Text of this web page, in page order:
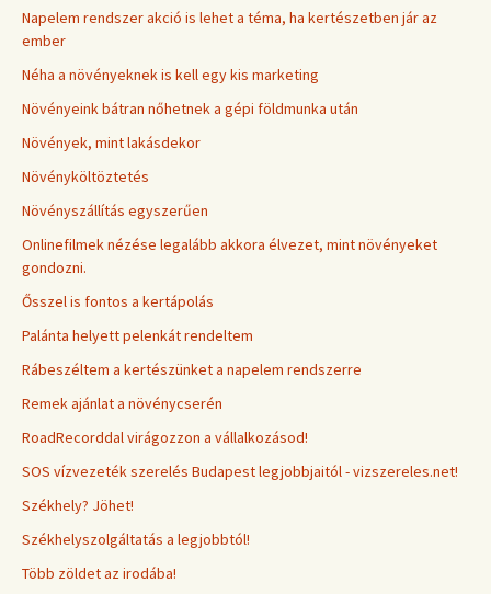
Napelem rendszer akció is lehet a téma, ha kertészetben jár az
ember
Néha a növényeknek is kell egy kis marketing
Növényeink bátran nőhetnek a gépi földmunka után
Növények, mint lakásdekor
Növényköltöztetés
Növényszállítás egyszerűen
Onlinefilmek nézése legalább akkora élvezet, mint növényeket
gondozni.
Ősszel is fontos a kertápolás
Palánta helyett pelenkát rendeltem
Rábeszéltem a kertészünket a napelem rendszerre
Remek ajánlat a növénycserén
RoadRecorddal virágozzon a vállalkozásod!
SOS vízvezeték szerelés Budapest legjobbjaitól - vizszereles.net!
Székhely? Jöhet!
Székhelyszolgáltatás a legjobbtól!
Több zöldet az irodába!